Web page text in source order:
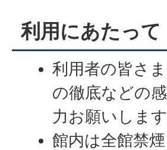
利用にあたって
利用者の皆さ
の徹底などの
力お願いします
館内は全館禁